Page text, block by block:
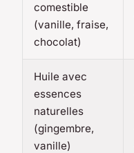
comestible
(vanille, fraise,
chocolat)
Huile avec
essences
naturelles
(gingembre,
vanille)